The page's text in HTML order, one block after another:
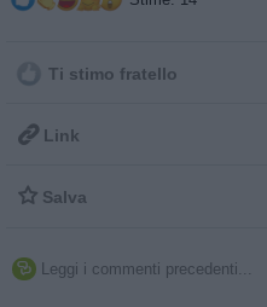
Ti stimo fratello
 Link
 Salva
 Leggi i commenti precedenti...